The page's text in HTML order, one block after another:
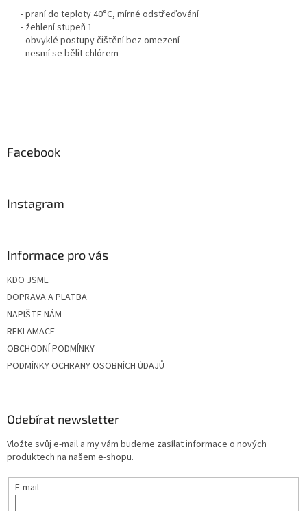
- praní do teploty 40°C, mírné odstřeďování
- žehlení stupeň 1
- obvyklé postupy čištění bez omezení
- nesmí se bělit chlórem
Facebook
Instagram
Informace pro vás
KDO JSME
DOPRAVA A PLATBA
NAPIŠTE NÁM
REKLAMACE
OBCHODNÍ PODMÍNKY
PODMÍNKY OCHRANY OSOBNÍCH ÚDAJŮ
Odebírat newsletter
Vložte svůj e-mail a my vám budeme zasílat informace o nových
produktech na našem e-shopu.
E-mail